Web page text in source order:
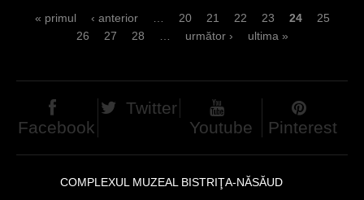
g
s
« primul ‹ anterior … 20 21 22 23 24
25
26
27 28 … următor › ultima »
Facebook
Twitter
Youtube
Pinterest
COMPLEXUL MUZEAL BISTRIŢA-NĂSĂUD